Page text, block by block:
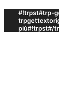
#!trpst#trp-
più#!trpst#/